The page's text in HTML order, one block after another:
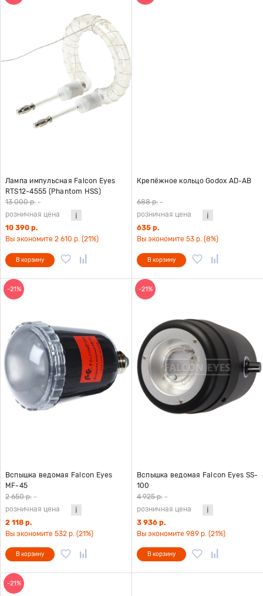
Лампа импульсная Falcon Eyes
RTS12-4555 (Phantom HSS)
13 000 р. -
розничная цена
10 390 р.
Вы экономите 2 610 р. (21%)
В корзину
Крепёжное кольцо Godox AD-AB
688 р. -
розничная цена
635 р.
Вы экономите 53 р. (8%)
В корзину
-21%
Вспышка ведомая Falcon Eyes
MF-45
2 650 р. -
розничная цена
2 118 р.
Вы экономите 532 р. (21%)
В корзину
-21%
Вспышка ведомая Falcon Eyes SS-
100
4 925 р. -
розничная цена
3 936 р.
Вы экономите 989 р. (21%)
В корзину
-21%